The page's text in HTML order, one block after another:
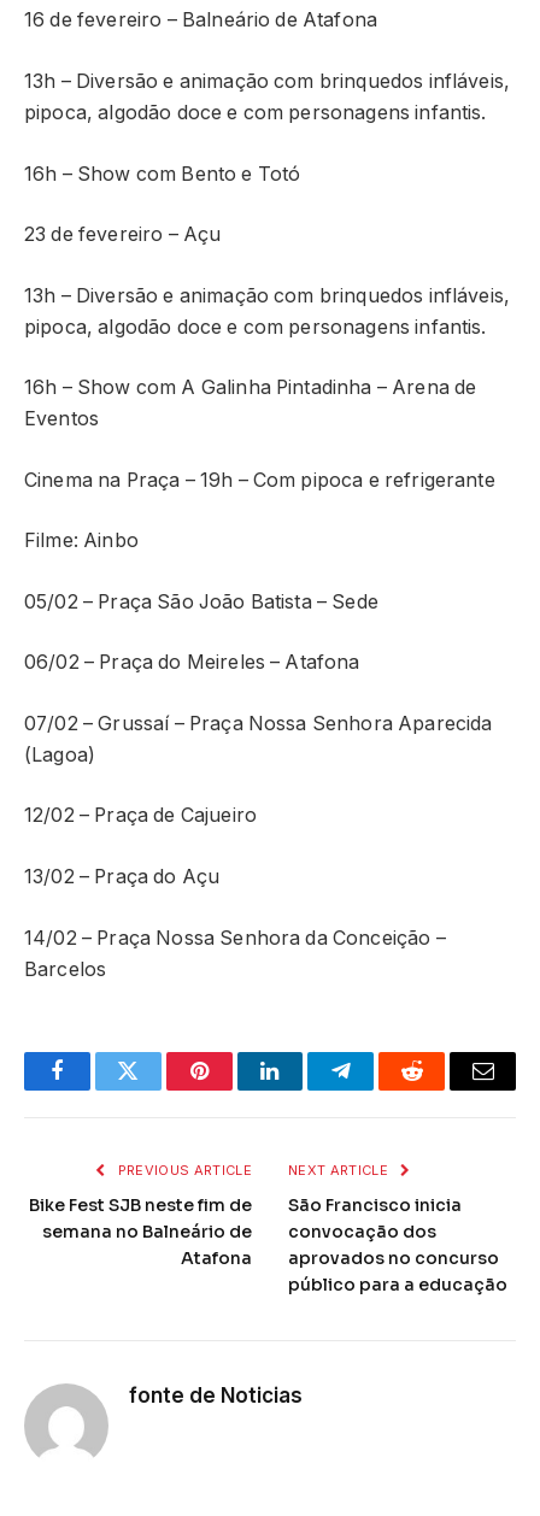
16 de fevereiro – Balneário de Atafona
13h – Diversão e animação com brinquedos infláveis,
pipoca, algodão doce e com personagens infantis.
16h – Show com Bento e Totó
23 de fevereiro – Açu
13h – Diversão e animação com brinquedos infláveis,
pipoca, algodão doce e com personagens infantis.
16h – Show com A Galinha Pintadinha – Arena de
Eventos
Cinema na Praça – 19h – Com pipoca e refrigerante
Filme: Ainbo
05/02 – Praça São João Batista – Sede
06/02 – Praça do Meireles – Atafona
07/02 – Grussaí – Praça Nossa Senhora Aparecida
(Lagoa)
12/02 – Praça de Cajueiro
13/02 – Praça do Açu
14/02 – Praça Nossa Senhora da Conceição –
Barcelos
FacebookTwitter PinterestLinkedInTelegramReddit Email
PREVIOUS ARTICLE
Bike Fest SJB neste fim de
semana no Balneário de
Atafona
NEXT ARTICLE
São Francisco inicia
convocação dos
aprovados no concurso
público para a educação
fonte de Noticias